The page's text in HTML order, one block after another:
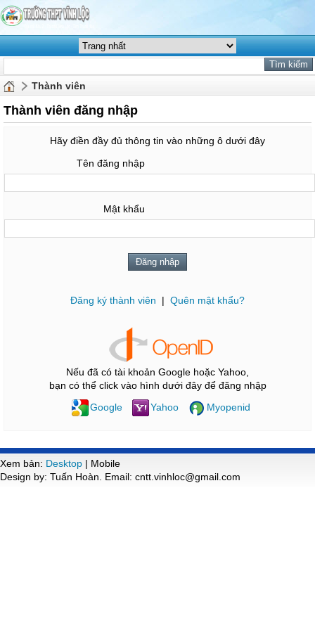
Thành viên
Thành viên đăng nhập
Hãy điền đầy đủ thông tin vào những ô dưới đây
Tên đăng nhập
Mật khẩu
Đăng ký thành viên | Quên mật khẩu?
Nếu đã có tài khoản Google hoặc Yahoo,
bạn có thể click vào hình dưới đây để đăng nhập
Google
Yahoo Myopenid
Xem bản: Desktop | Mobile
Design by: Tuấn Hoàn. Email: cntt.vinhloc@gmail.com